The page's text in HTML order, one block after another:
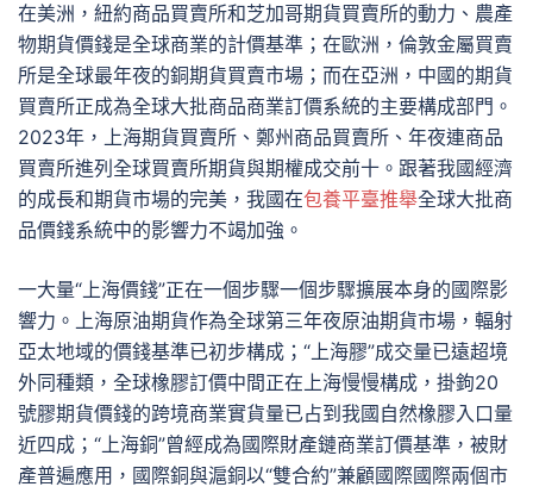
在美洲，紐約商品買賣所和芝加哥期貨買賣所的動力、農產
物期貨價錢是全球商業的計價基準；在歐洲，倫敦金屬買賣
所是全球最年夜的銅期貨買賣市場；而在亞洲，中國的期貨
買賣所正成為全球大批商品商業訂價系統的主要構成部門。
2023年，上海期貨買賣所、鄭州商品買賣所、年夜連商品
買賣所進列全球買賣所期貨與期權成交前十。跟著我國經濟
的成長和期貨市場的完美，我國在包養平臺推舉全球大批商
品價錢系統中的影響力不竭加強。
一大量“上海價錢”正在一個步驟一個步驟擴展本身的國際影
響力。上海原油期貨作為全球第三年夜原油期貨市場，輻射
亞太地域的價錢基準已初步構成；“上海膠”成交量已遠超境
外同種類，全球橡膠訂價中間正在上海慢慢構成，掛鉤20
號膠期貨價錢的跨境商業實貨量已占到我國自然橡膠入口量
近四成；“上海銅”曾經成為國際財產鏈商業訂價基準，被財
產普遍應用，國際銅與滬銅以“雙合約”兼顧國際國際兩個市